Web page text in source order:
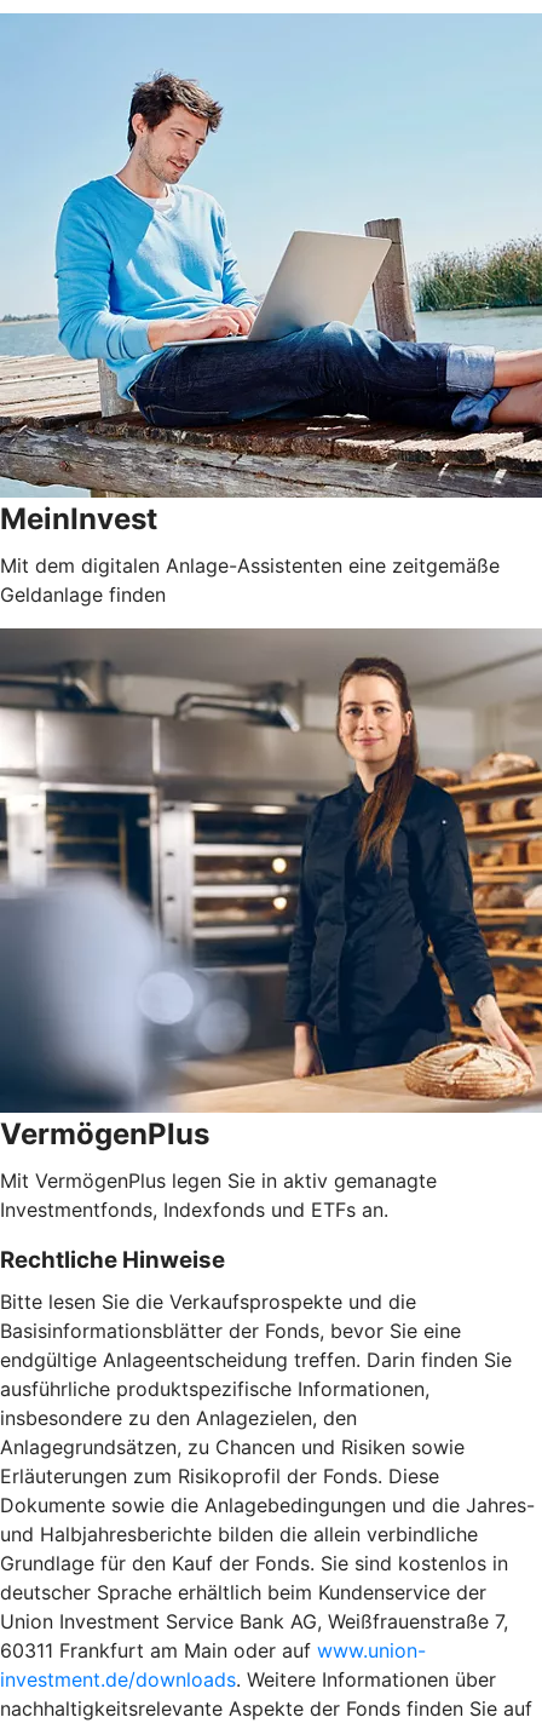
MeinInvest
Mit dem digitalen Anlage-Assistenten eine zeitgemäße
Geldanlage finden
VermögenPlus
Mit VermögenPlus legen Sie in aktiv gemanagte
Investmentfonds, Indexfonds und ETFs an.
Rechtliche Hinweise
Bitte lesen Sie die Verkaufsprospekte und die
Basisinformationsblätter der Fonds, bevor Sie eine
endgültige Anlageentscheidung treffen. Darin finden Sie
ausführliche produktspezifische Informationen,
insbesondere zu den Anlagezielen, den
Anlagegrundsätzen, zu Chancen und Risiken sowie
Erläuterungen zum Risikoprofil der Fonds. Diese
Dokumente sowie die Anlagebedingungen und die Jahres-
und Halbjahresberichte bilden die allein verbindliche
Grundlage für den Kauf der Fonds. Sie sind kostenlos in
deutscher Sprache erhältlich beim Kundenservice der
Union Investment Service Bank AG, Weißfrauenstraße 7,
60311 Frankfurt am Main oder auf www.union-
investment.de/downloads. Weitere Informationen über
nachhaltigkeitsrelevante Aspekte der Fonds finden Sie auf